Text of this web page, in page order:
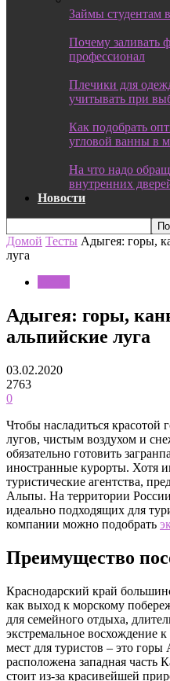
Займы студентам
Почему заливать
профессионал
Плечики для
учитывать при
Как подобрать
угловой ванны в
На что надо
внутренних
Новости
Домой Тесты Адыгея: горы,
луга
Адыгея: горы,
альпийские луга
03.02.2020
2763
0
Чтобы насладиться красотой
лугов, чистым воздухом и
обязательно готовить
иностранные курорты. Хотя
туристические агентства,
Альпы. На территории
идеально подходящих для
компании можно подобрать
Преимущество
Краснодарский край
как выход к морскому
для семейного отдыха,
экстремальное
мест для туристов – это
расположена западная часть
стоит из-за красивейшей